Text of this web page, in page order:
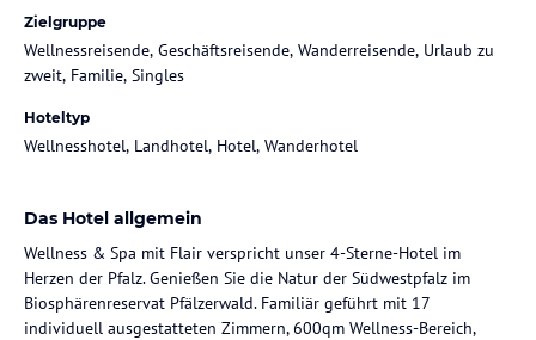
Zielgruppe
Wellnessreisende, Geschäftsreisende, Wanderreisende, Urlaub zu
zweit, Familie, Singles
Hoteltyp
Wellnesshotel, Landhotel, Hotel, Wanderhotel
Das Hotel allgemein
Wellness & Spa mit Flair verspricht unser 4-Sterne-Hotel im
Herzen der Pfalz. Genießen Sie die Natur der Südwestpfalz im
Biosphärenreservat Pfälzerwald. Familiär geführt mit 17
individuell ausgestatteten Zimmern, 600qm Wellness-Bereich,